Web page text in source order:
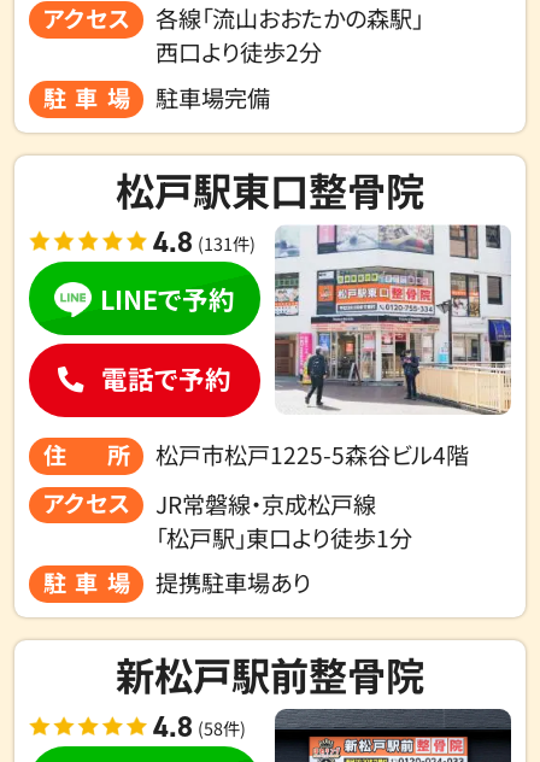
アクセス
各線「流山おおたかの森駅」
西口より徒歩2分
駐車場
駐車場完備
松戸駅東口整骨院
4.8 (131件)
住所
松戸市松戸1225-5森谷ビル4階
アクセス
JR常磐線・京成松戸線
「松戸駅」東口より徒歩1分
駐車場
提携駐車場あり
LINEで予約
電話で予約
新松戸駅前整骨院
4.8 (58件)